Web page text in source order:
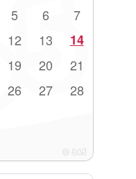
5 6 7
12 13 14
19 20 21
26 27 28